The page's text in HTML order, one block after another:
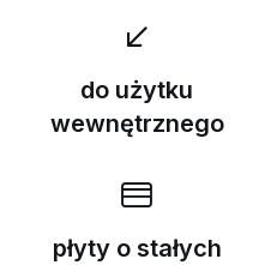
do użytku
wewnętrznego
płyty o stałych